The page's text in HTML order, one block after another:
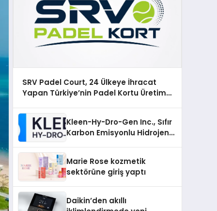
SRV Padel Court, 24 Ülkeye İhracat
Yapan Türkiye’nin Padel Kortu Üretim
Kleen-Hy-Dro-Gen Inc., Sıfır
Karbon Emisyonlu Hidrojen
Aldı
Marie Rose kozmetik
sektörüne giriş yaptı
Daikin’den akıllı